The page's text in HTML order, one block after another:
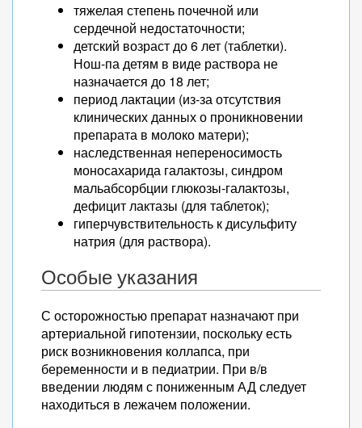
тяжелая степень почечной или
сердечной недостаточности;
детский возраст до 6 лет (таблетки).
Нош-па детям в виде раствора не
назначается до 18 лет;
период лактации (из-за отсутствия
клинических данных о проникновении
препарата в молоко матери);
наследственная непереносимость
моносахарида галактозы, синдром
мальабсорбции глюкозы-галактозы,
дефицит лактазы (для таблеток);
гиперчувствительность к дисульфиту
натрия (для раствора).
Особые указания
С осторожностью препарат назначают при
артериальной гипотензии, поскольку есть
риск возникновения коллапса, при
беременности и в педиатрии. При в/в
введении людям с пониженным АД следует
находиться в лежачем положении.